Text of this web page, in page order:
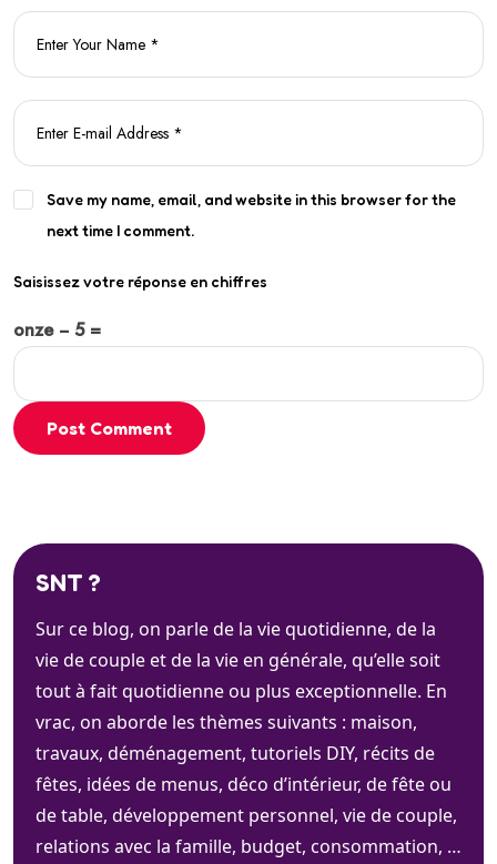
Save my name, email, and website in this browser for the
next time I comment.
Saisissez votre réponse en chiffres
onze − 5 =
Post Comment
SNT ?
Sur ce blog, on parle de la vie quotidienne, de la
vie de couple et de la vie en générale, qu’elle soit
tout à fait quotidienne ou plus exceptionnelle. En
vrac, on aborde les thèmes suivants : maison,
travaux, déménagement, tutoriels DIY, récits de
fêtes, idées de menus, déco d’intérieur, de fête ou
de table, développement personnel, vie de couple,
relations avec la famille, budget, consommation, …